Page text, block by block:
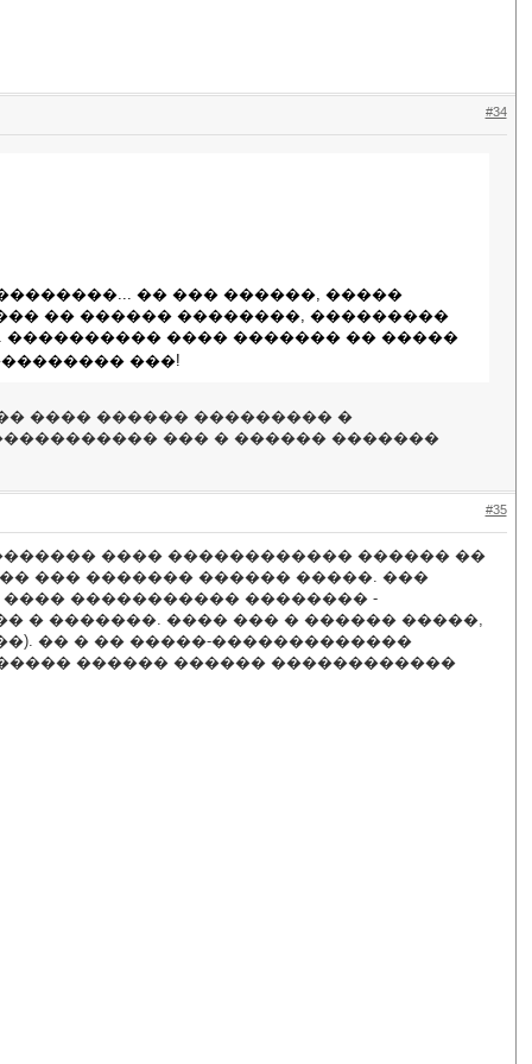
#34
�� ��� ������, �����
�� ������ ��������, ���������
���������� ���� ������� �� �����
���!
���� ������ ��������� �
��� � ������ �������
#35
���� ������������ ������ ��
��� ������� ������ �����. ���
����������� �������� -
� �������. ���� ��� � ������ �����,
�� � �� �����-�������������
������ ������ ������������